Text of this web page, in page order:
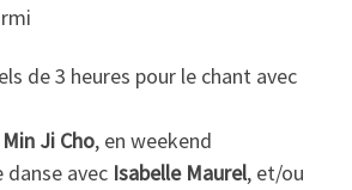
de 3 heures pour le chant avec
Min Ji Cho, en weekend
danse avec Isabelle Maurel, et/ou